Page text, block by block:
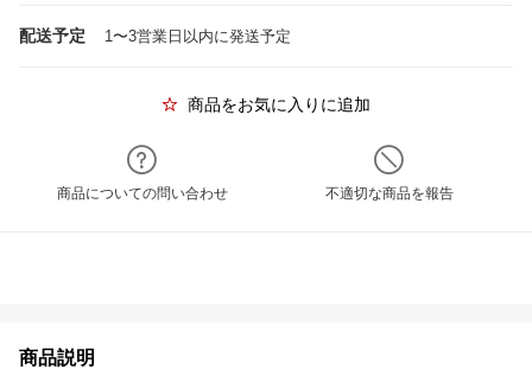
配送予定 1〜3営業日以内に発送予定
商品をお気に入りに追加
商品についての問い合わせ 不適切な商品を報告
商品説明